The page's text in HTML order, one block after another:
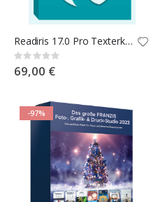
Readiris 17.0 Pro Texterkennung
Rating:
0%
69,00 €
-97%